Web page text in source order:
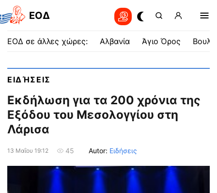
EOΔ
ΕΟΔ σε άλλες χώρες: Αλβανία Άγιο Όρος
ΕΙΔΉΣΕΙΣ
Εκδήλωση για τα 200 χρόνια της
Εξόδου του Μεσολογγίου στη
Λάρισα
13 Μαΐου 19:12 45 Autor: Ειδήσεις